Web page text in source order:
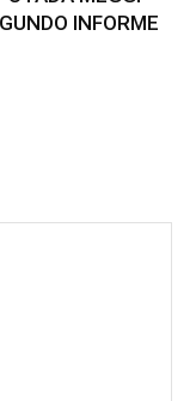
INFORME